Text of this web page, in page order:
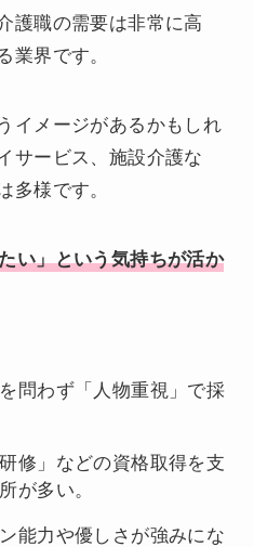
護職の需要は非常に高
業界です。
イメージがあるかもしれ
サービス、施設介護な
多様です。
い」という気持ちが活か
問わず「人物重視」で採
修」などの資格取得を支
が多い。
能力や優しさが強みにな